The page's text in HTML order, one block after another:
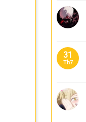
31
Th7